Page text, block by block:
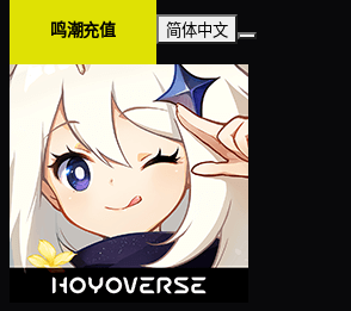
鸣潮充值 简体中文